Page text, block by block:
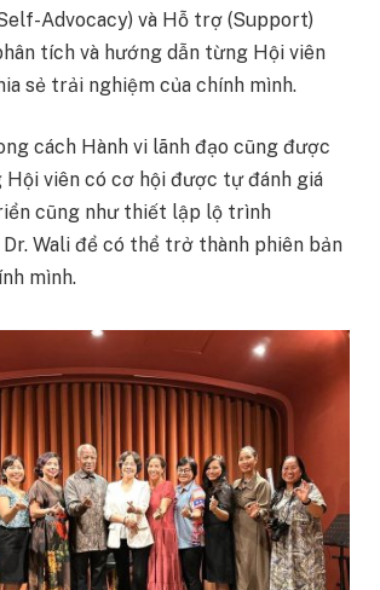
Advocacy) và Hỗ trợ (Support)
tích và hướng dẫn từng Hội viên
sẻ trải nghiệm của chính mình.
cách Hành vi lãnh đạo cũng được
Hội viên có cơ hội được tự đánh giá
cũng như thiết lập lộ trình
Wali để có thể trở thành phiên bản
mình.